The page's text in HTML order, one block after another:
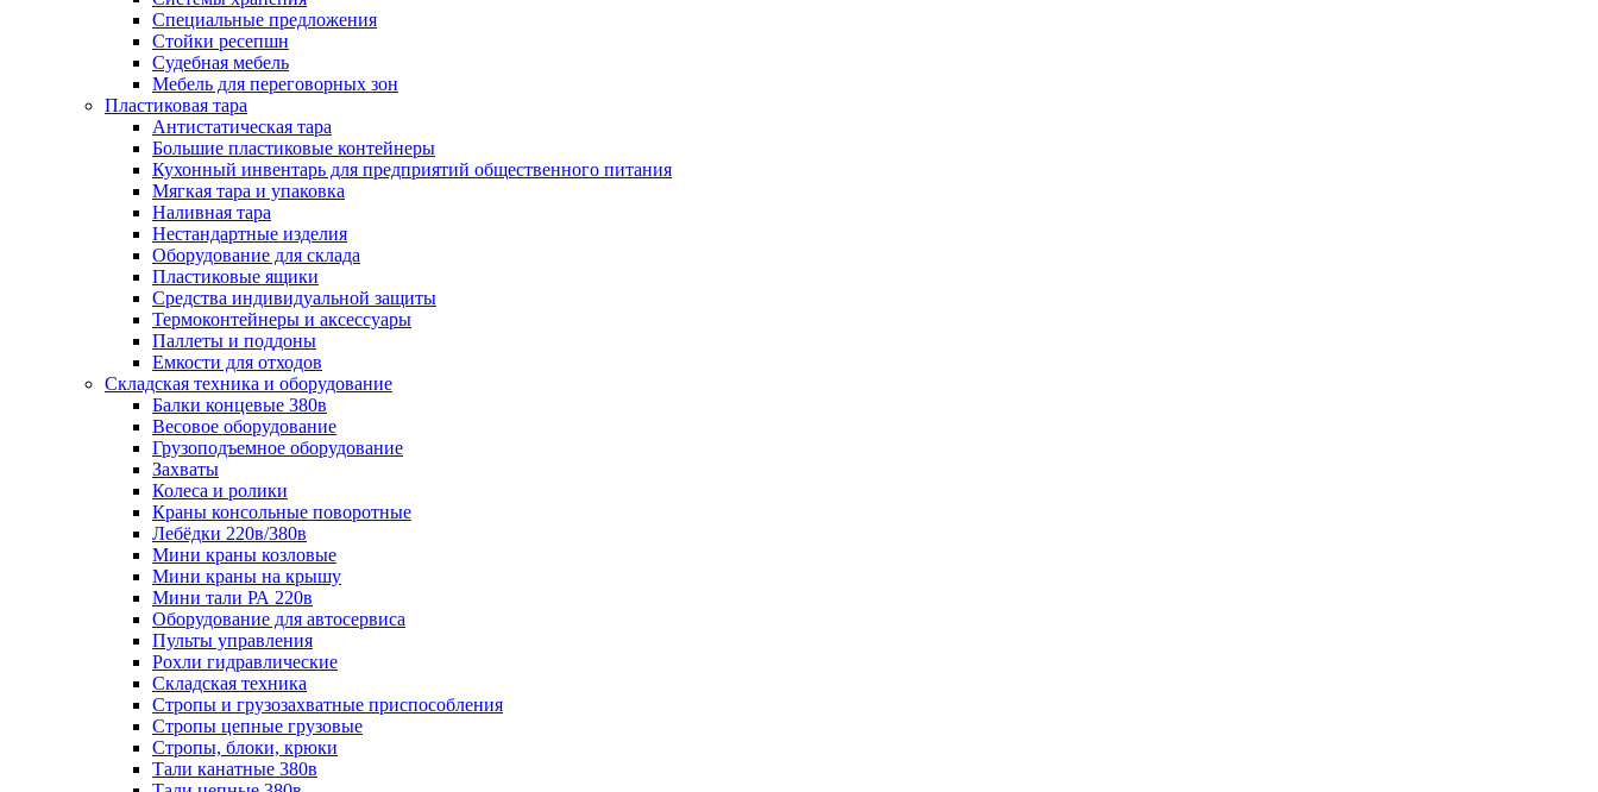
Специальные предложения
Стойки ресепшн
Судебная мебель
Мебель для переговорных зон
Пластиковая тара
Антистатическая тара
Большие пластиковые контейнеры
Кухонный инвентарь для предприятий общественного питания
Мягкая тара и упаковка
Наливная тара
Нестандартные изделия
Оборудование для склада
Пластиковые ящики
Средства индивидуальной защиты
Термоконтейнеры и аксессуары
Паллеты и поддоны
Емкости для отходов
Складская техника и оборудование
Балки концевые 380в
Весовое оборудование
Грузоподъемное оборудование
Захваты
Колеса и ролики
Краны консольные поворотные
Лебёдки 220в/380в
Мини краны козловые
Мини краны на крышу
Мини тали РА 220в
Оборудование для автосервиса
Пульты управления
Рохли гидравлические
Складская техника
Стропы и грузозахватные приспособления
Стропы цепные грузовые
Стропы, блоки, крюки
Тали канатные 380в